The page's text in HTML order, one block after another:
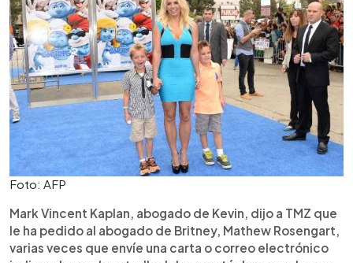
Foto: AFP
Mark Vincent Kaplan, abogado de Kevin, dijo a TMZ que
le ha pedido al abogado de Britney, Mathew Rosengart,
varias veces que envíe una carta o correo electrónico